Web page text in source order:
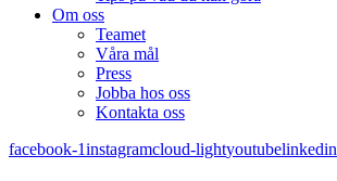
Om oss
Teamet
Våra mål​
Press
Jobba hos oss
Kontakta oss
facebook-1instagramcloud-lightyoutubelinkedin